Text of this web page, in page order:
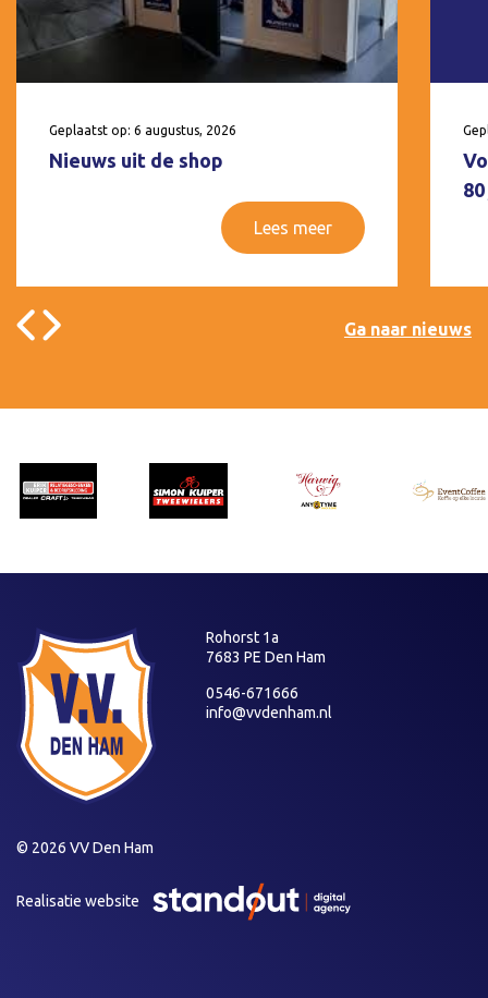
Geplaatst op: 6 augustus, 2026
Nieuws uit de shop
Lees meer
Ga naar nieuws
Rohorst 1a
7683 PE Den Ham
0546-671666
info@vvdenham.nl
© 2026 VV Den Ham
Realisatie website